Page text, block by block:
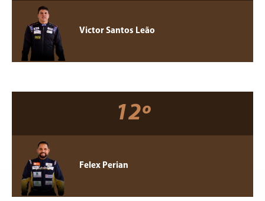
Victor Santos Leão
12º
Felex Perian